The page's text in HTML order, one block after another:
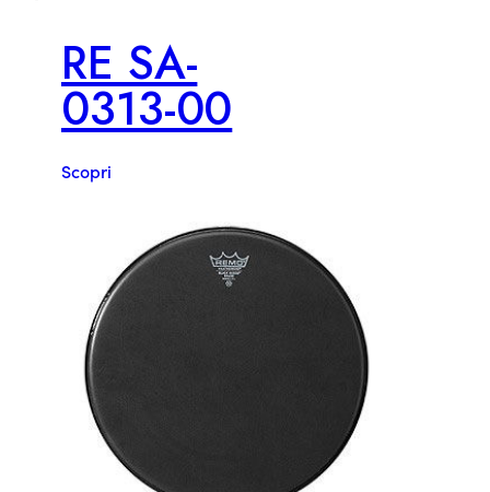
RE SA-
0313-00
Scopri